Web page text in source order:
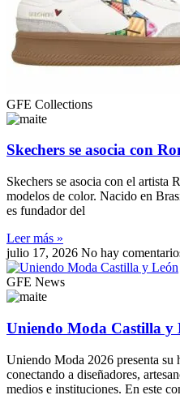
GFE Collections
Skechers se asocia con
Skechers se asocia con el artista
modelos de color. Nacido en
es fundador del
Leer más »
julio 17, 2026 No hay
GFE News
Uniendo Moda Castilla y
Uniendo Moda 2026 presenta su
conectando a diseñadores,
medios e instituciones. En este